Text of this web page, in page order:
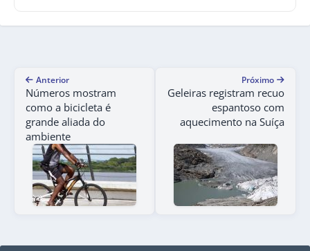
Anterior
Números mostram
como a bicicleta é
grande aliada do
ambiente
Próximo
Geleiras registram recuo
espantoso com
aquecimento na Suíça